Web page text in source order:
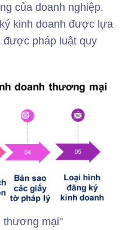
của doanh nghiệp.
kinh doanh được lựa
được pháp luật quy
thương mại"